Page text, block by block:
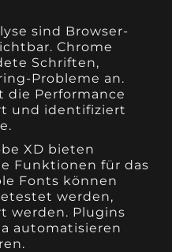
sind Browser-
Chrome
Schriften,
Probleme an.
die Performance
und identifiziert
XD bieten
Funktionen für das
Fonts können
werden,
werden. Plugins
automatisieren